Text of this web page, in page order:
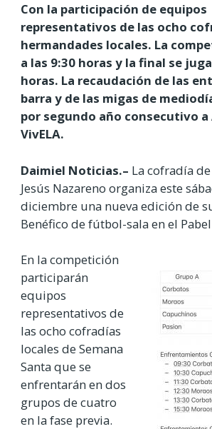
Con la participación de equipos
representativos de las ocho
hermandades locales. La
a las 9:30 horas y la final se
horas. La recaudación de las
barra y de las migas de
por segundo año consecutivo a
VivELA.
Daimiel Noticias.– La cofradía
Jesús Nazareno organiza este
diciembre una nueva edición de
Benéfico de fútbol-sala en el
En la competición
participarán
equipos
representativos de
las ocho cofradías
locales de Semana
Santa que se
enfrentarán en dos
grupos de cuatro
en la fase previa.